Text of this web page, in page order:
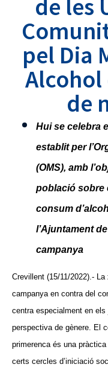
de les
pel Dia
Alcohol
de
Hui se celebra
establit per
(OMS), amb
població sobre
consum
l’Ajuntament
campanya
Crevillent (15/11/2022).-
campanya en contra del
centra especialment en
perspectiva de gènere. El
primerenca és una
certs cercles d’iniciació